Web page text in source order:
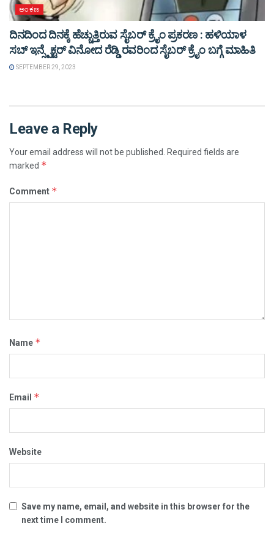
ಅಂಕಣ
ದಿನದಿಂದ ದಿನಕ್ಕೆ ಹೆಚ್ಚುತ್ತಿರುವ ಸೈಬರ್ ಕ್ರೈಂ ಪ್ರಕರಣ : ಹಳಿಯಾಳ
ಸಬ್ ಇನ್ಸ್ಪೆಕ್ಟರ್ ವಿನೋದ ರೆಡ್ಡಿ ರವರಿಂದ ಸೈಬರ್ ಕ್ರೈಂ ಬಗ್ಗೆ ಮಾಹಿತಿ
SEPTEMBER 29, 2023
Leave a Reply
Your email address will not be published. Required fields are
marked *
Comment *
Name *
Email *
Website
Save my name, email, and website in this browser for the
next time I comment.